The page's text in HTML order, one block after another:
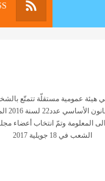
هيئة عمومية مستقلّة تتمتّع
الى المعلومة وتمّ انتخاب
الشعب في 18 جويلية 2017